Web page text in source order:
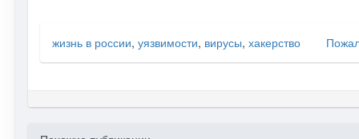
жизнь в россии, уязвимости, вирусы, хакерство